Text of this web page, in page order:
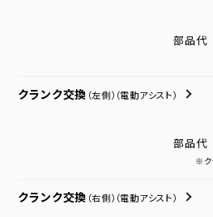
部品代
クランク交換 （左側） （電動アシスト）
部品代
※ク
クランク交換 （右側） （電動アシスト）